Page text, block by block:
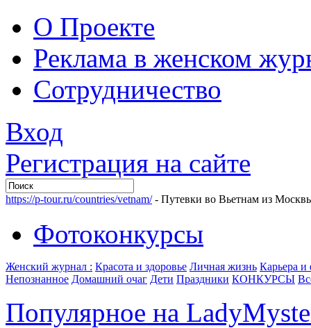
О Проекте
Реклама в женском
Сотрудничество
Вход
Регистрация на сайте
https://p-tour.ru/countries/vetnam/- Путевки во Вьетнам из
Фотоконкурсы
Женский журнал : Красота и здоровье Личная жизнь Карьера
Непознанное Домашний очаг Дети Праздники КОНКУРСЫ
Популярное на